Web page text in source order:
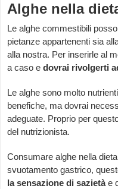
Alghe nella
Le alghe commestibili
pietanze appartenenti sia
alla nostra. Per inserirle al
a caso edovrai rivolgerti
Le alghe sono molto
benefiche, ma dovrai
adeguate. Proprio per
del nutrizionista.
Consumare alghe nella
svuotamento gastrico,
la sensazione di sazietàe